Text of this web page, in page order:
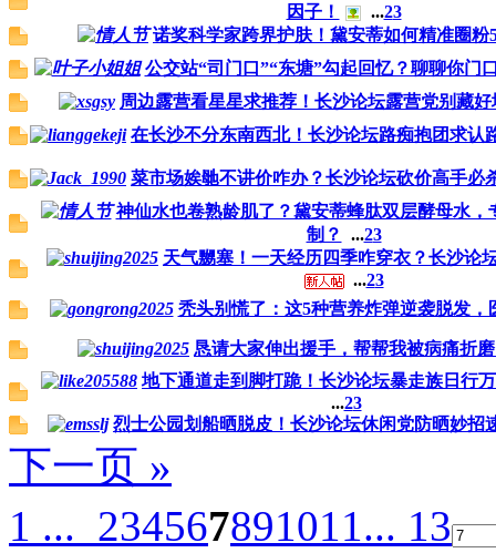
因子！
...23
诺奖科学家跨界护肤！黛安蒂如何精准圈粉
公交站“司门口”“东塘”勾起回忆？聊聊你门
周边露营看星星求推荐！长沙论坛露营党别藏
在长沙不分东南西北！长沙论坛路痴抱团求认
菜市场娭毑不讲价咋办？长沙论坛砍价高手必
神仙水也卷熟龄肌了？黛安蒂蜂肽双层酵母水，
制？
...23
天气嬲塞！一天经历四季咋穿衣？长沙论
...23
秃头别慌了：这5种营养炸弹逆袭脱发，
恳请大家伸出援手，帮帮我被病痛折
地下通道走到脚打跪！长沙论坛暴走族日行
...23
烈士公园划船晒脱皮！长沙论坛休闲党防晒妙招
下一页 »
1 ... 234567891011... 13